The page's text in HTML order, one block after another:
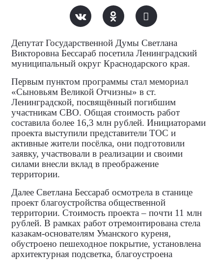
Депутат Государственной Думы Светлана
Викторовна Бессараб посетила Ленинградский
муниципальный округ Краснодарского края.
Первым пунктом программы стал мемориал
«Сыновьям Великой Отчизны» в ст.
Ленинградской, посвящённый погибшим
участникам СВО. Общая стоимость работ
составила более 16,3 млн рублей. Инициаторами
проекта выступили представители ТОС и
активные жители посёлка, они подготовили
заявку, участвовали в реализации и своими
силами внесли вклад в преображение
территории.
Далее Светлана Бессараб осмотрела в станице
проект благоустройства общественной
территории. Стоимость проекта – почти 11 млн
рублей. В рамках работ отремонтирована стела
казакам‑основателям Уманского куреня,
обустроено пешеходное покрытие, установлена
архитектурная подсветка, благоустроена